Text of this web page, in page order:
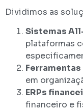
Dividimos as
Sistemas
plataformas
em
ERPs
financeiro e